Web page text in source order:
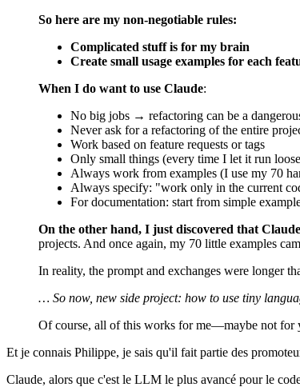
So here are my non-negotiable rules:
Complicated stuff is for my brain
Create small usage examples for each
When I do want to use Claude:
No big jobs → refactoring can be a
Never ask for a refactoring of the entire
Work based on feature requests or tags
Only small things (every time I let it run
Always work from examples (I use my 70
Always specify: "work only in the current
For documentation: start from simple
On the other hand, I just discovered that
projects. And once again, my 70 little examples
In reality, the prompt and exchanges were longer
… So now, new side project: how to use tiny
Of course, all of this works for me—maybe not for
Et je connais Philippe, je sais qu'il fait partie des
Claude, alors que c'est le LLM le plus avancé pour le